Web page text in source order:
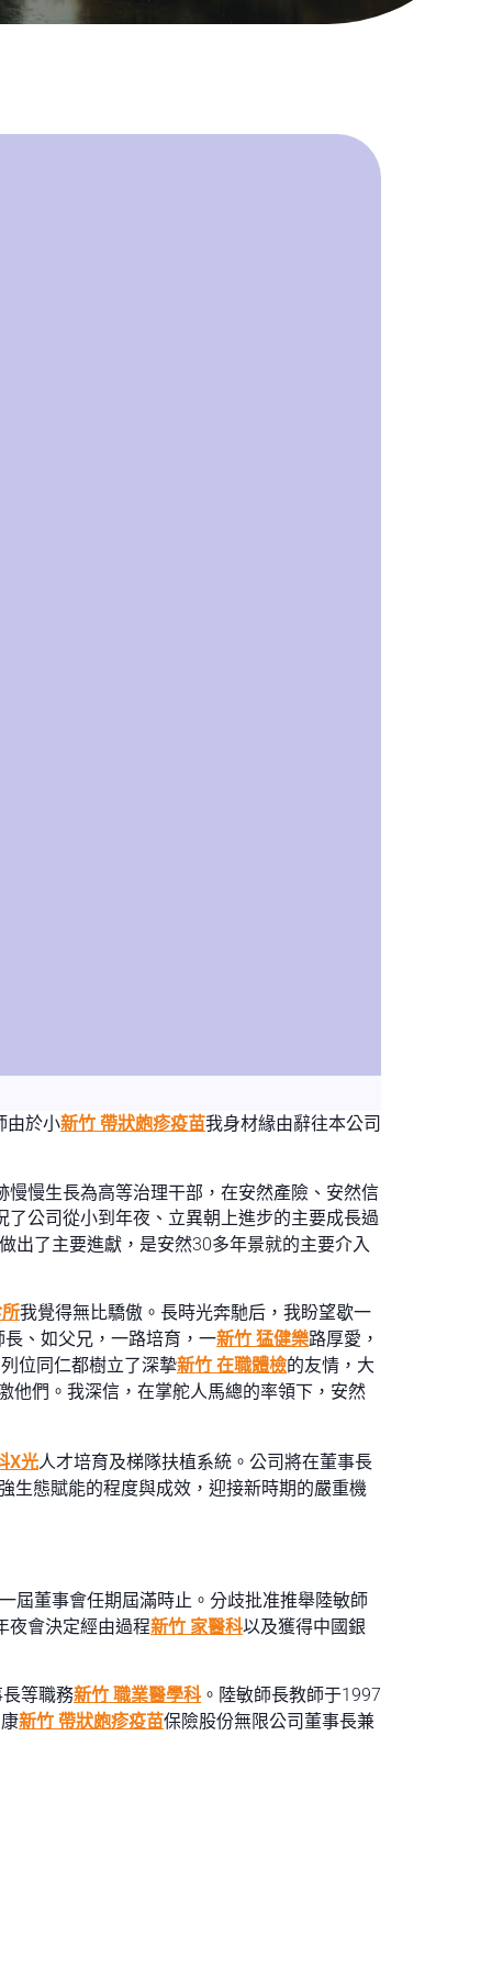
由於小新竹 帶狀皰疹疫苗我身材緣由辭往本公司
慢生長為高等治理干部，在安然產險、安然信
公司從小到年夜、立異朝上進步的主要成長過
出了主要進獻，是安然30多年景就的主要介入
我覺得無比驕傲。長時光奔馳后，我盼望歇一
、如父兄，一路培育，一新竹 猛健樂路厚愛，
位同仁都樹立了深摯新竹 在職體檢的友情，大
他們。我深信，在掌舵人馬總的率領下，安然
X光人才培育及梯隊扶植系統。公司將在董事長
生態賦能的程度與成效，迎接新時期的嚴重機
屆董事會任期屆滿時止。分歧批准推舉陸敏師
夜會決定經由過程新竹 家醫科以及獲得中國銀
等職務新竹 職業醫學科 。陸敏師長教師于1997
新竹 帶狀皰疹疫苗保險股份無限公司董事長兼